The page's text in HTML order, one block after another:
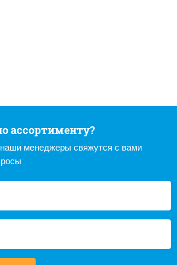
ассортименту?
менеджеры свяжутся с вами